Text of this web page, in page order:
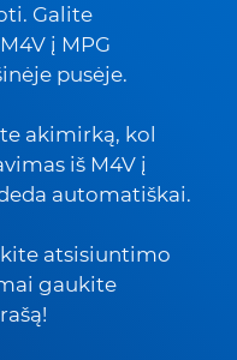
Galite
į MPG
pusėje.
akimirką, kol
iš M4V į
automatiškai.
atsisiuntimo
gaukite